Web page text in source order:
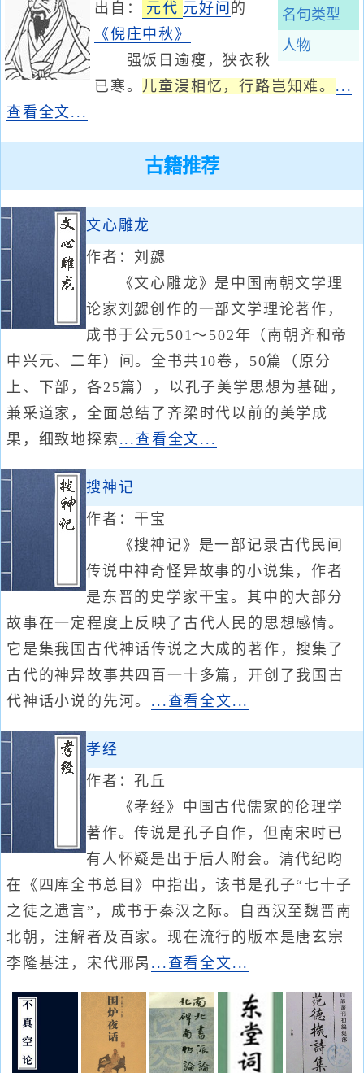
名句类型
人物
出自： 元代 元好问 的
《倪庄中秋》
强饭日逾瘦，狭衣秋
已寒。 儿童漫相忆，行路岂知难。 ...
查看全文...
古籍推荐
文心雕龙
作者：刘勰
《文心雕龙》是中国南朝文学理
论家刘勰创作的一部文学理论著作，
成书于公元501～502年（南朝齐和帝
中兴元、二年）间。全书共10卷，50篇（原分
上、下部，各25篇），以孔子美学思想为基础，
兼采道家，全面总结了齐梁时代以前的美学成
果，细致地探索 ...查看全文...
搜神记
作者：干宝
《搜神记》是一部记录古代民间
传说中神奇怪异故事的小说集，作者
是东晋的史学家干宝。其中的大部分
故事在一定程度上反映了古代人民的思想感情。
它是集我国古代神话传说之大成的著作，搜集了
古代的神异故事共四百一十多篇，开创了我国古
代神话小说的先河。 ...查看全文...
孝经
作者：孔丘
《孝经》中国古代儒家的伦理学
著作。传说是孔子自作，但南宋时已
有人怀疑是出于后人附会。清代纪昀
在《四库全书总目》中指出，该书是孔子“七十子
之徒之遗言”，成书于秦汉之际。自西汉至魏晋南
北朝，注解者及百家。现在流行的版本是唐玄宗
李隆基注，宋代邢昺 ...查看全文...